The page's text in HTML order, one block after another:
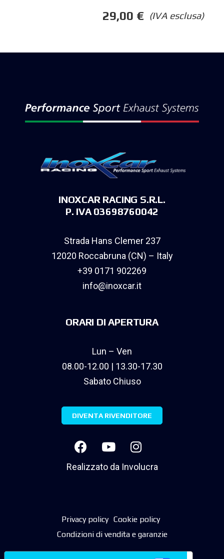
(IVA esclusa)
29,00 €
INOXCAR RACING S.R.L.
P. IVA 03698760042
Strada Hans Clemer 237
12020 Roccabruna (CN) – Italy
+39 0171 902269
info@inoxcar.it
ORARI DI APERTURA
Lun – Ven
08.00-12.00 | 13.30-17.30
Sabato Chiuso
DIVENTA RIVENDITORE
Realizzato da Involucra
Privacy policy Cookie policy
Condizioni di vendita e garanzie